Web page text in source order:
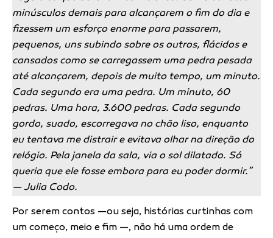
minúsculos demais para alcançarem o fim do dia e
fizessem um esforço enorme para passarem,
pequenos, uns subindo sobre os outros, flácidos e
cansados como se carregassem uma pedra pesada
até alcançarem, depois de muito tempo, um minuto.
Cada segundo era uma pedra. Um minuto, 60
pedras. Uma hora, 3.600 pedras. Cada segundo
gordo, suado, escorregava no chão liso, enquanto
eu tentava me distrair e evitava olhar na direção do
relógio. Pela janela da sala, via o sol dilatado. Só
queria que ele fosse embora para eu poder dormir.”
— Julia Codo.
Por serem contos —ou seja, histórias curtinhas com
um começo, meio e fim —, não há uma ordem de